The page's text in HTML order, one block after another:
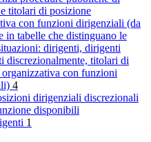
titolari di posizione
con funzioni dirigenziali (da
in tabelle che distinguano le
dirigenti, dirigenti
discrezionalmente, titolari di
con funzioni
4
dirigenziali discrezionali
disponibili
1